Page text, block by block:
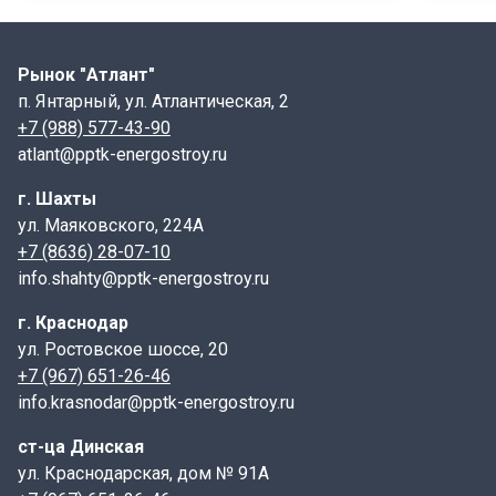
серии регулирует размеры и характеристики
перемычек для данного типа стен. Армирование
перемычки осуществляется с помощью плоских
стальных каркасов класса AIII – ненапряженной
изделия, повышают его прочность и несущую
способность. Масса одной такой перемычки 2ПП 14-
4 составляет 189 кг. Для удобства подъема и
установки, вместо традиционных монтажных петель,
строповочными отверстиями, предназначенными для
работы с подъемными механизмами и захватными
устройствами. Особо прочные перемычки, усиленные
за счет увеличенных выпусков арматуры и
дополнительных закладных деталей, предназначены
для использования в районах с высокой
сейсмической активностью – 7 баллов и выше. Это
Рынок "Атлант"
п. Янтарный, ул. Атлантическая, 2
+7 (988) 577-43-90
atlant@pptk-energostroy.ru
г. Шахты
ул. Маяковского, 224А
+7 (8636) 28-07-10
info.shahty@pptk-energostroy.ru
г. Краснодар
ул. Ростовское шоссе, 20
+7 (967) 651-26-46
info.krasnodar@pptk-energostroy.ru
ст-ца Динская
ул. Краснодарская, дом № 91А